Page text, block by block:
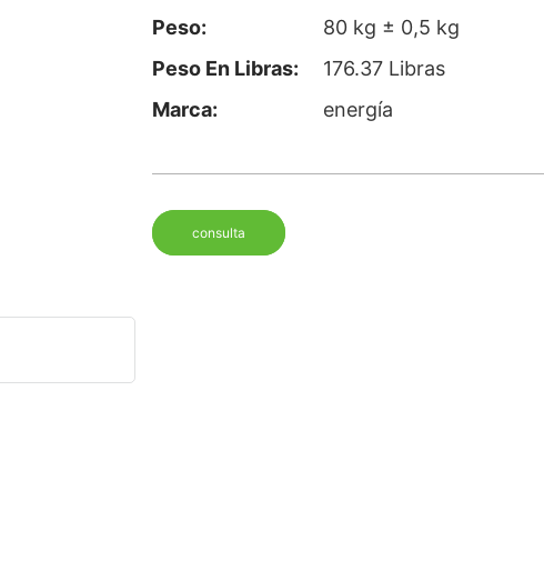
Peso:
80 kg ± 0,5 kg
Peso En Libras:
176.37 Libras
Marca:
energía
consulta